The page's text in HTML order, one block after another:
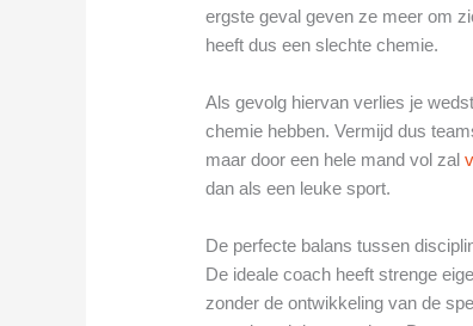
ergste geval geven ze meer om
heeft dus een slechte chemie.
Als gevolg hiervan verlies je
chemie hebben. Vermijd dus
maar door een hele mand vol zal
dan als een leuke sport.
De perfecte balans tussen
De ideale coach heeft strenge
zonder de ontwikkeling van de